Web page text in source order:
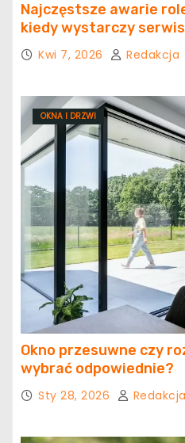
Najczęstsze awarie
kiedy wystarczy
jest naprawa?
Kwi 7, 2026 Redakcja
OKNA I DRZWI
Okno przesuwne czy
wybrać odpowiednie?
Sty 28, 2026 Redakcja